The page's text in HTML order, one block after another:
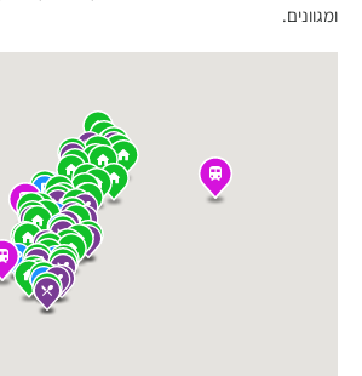
ומגוונים.